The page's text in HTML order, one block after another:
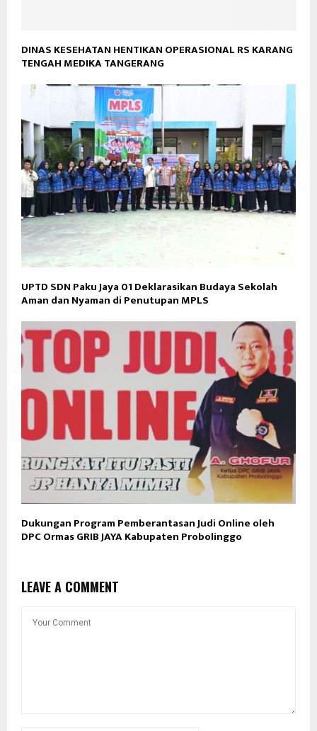
DINAS KESEHATAN HENTIKAN OPERASIONAL RS KARANG
TENGAH MEDIKA TANGERANG
UPTD SDN Paku Jaya 01 Deklarasikan Budaya Sekolah
Aman dan Nyaman di Penutupan MPLS
Dukungan Program Pemberantasan Judi Online oleh
DPC Ormas GRIB JAYA Kabupaten Probolinggo
LEAVE A COMMENT